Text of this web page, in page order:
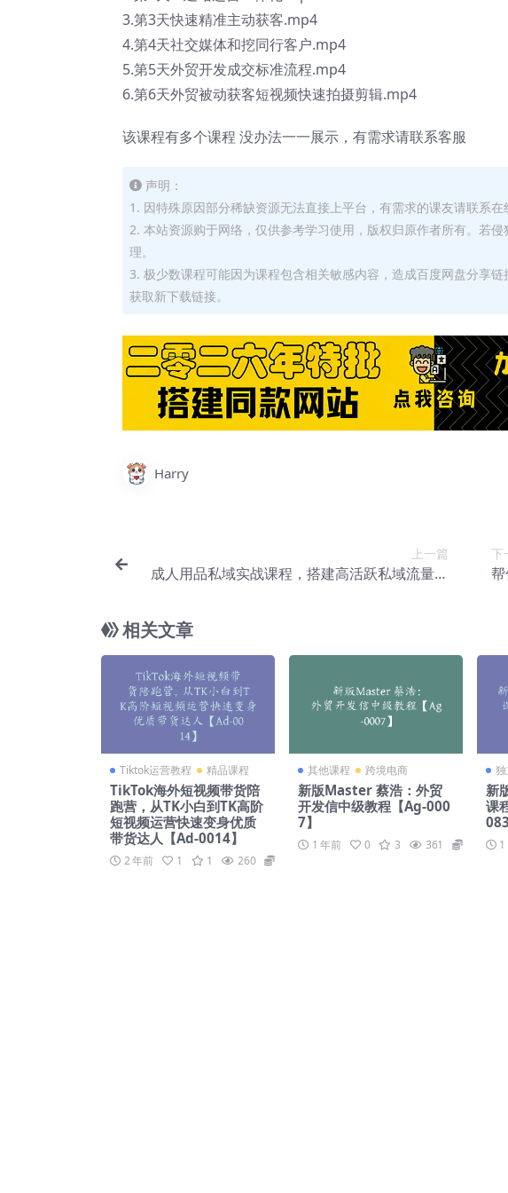
3.第3天快速精准主动获客.mp4
4.第4天社交媒体和挖同行客户.mp4
5.第5天外贸开发成交标准流程.mp4
6.第6天外贸被动获客短视频快速拍摄剪辑.mp4
该课程有多个课程 没办法一一展示，有需求请联系客服
声明：
1. 因特殊原因部分稀缺资源无法直接上平台，有需求的课友请联系在
2. 本站资源购于网络，仅供参考学习使用，版权归原作者所有。若
理。
3. 极少数课程可能因为课程包含相关敏感内容，造成百度网盘分享
获取新下载链接。
Harry
上一篇
成人用品私域实战课程，搭建高活跃私域流量池
下
相关文章
Tiktok运营教程 精品课程
TikTok海外短视频带货陪
跑营，从TK小白到TK高阶
短视频运营快速变身优质
带货达人【Ad-0014】
2 年前 1 1 260
其他课程 跨境电商
新版Master 蔡浩：外贸
开发信中级教程【Ag-000
7】
1 年前 0 3 361
新
课
083
1